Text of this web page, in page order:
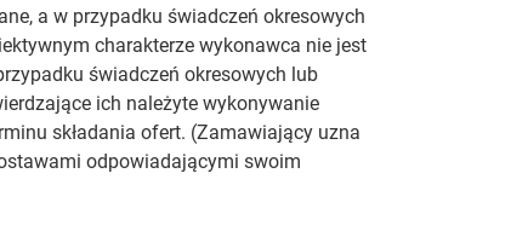
a w przypadku świadczeń okresowych
charakterze wykonawca nie jest
świadczeń okresowych lub
ich należyte wykonywanie
składania ofert. (Zamawiający uzna
odpowiadającymi swoim